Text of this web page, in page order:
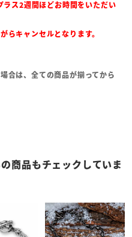
ラス2週間ほどお時間をいただい
らキャンセルとなります。
合は、全ての商品が揃ってから
商品もチェックしていま